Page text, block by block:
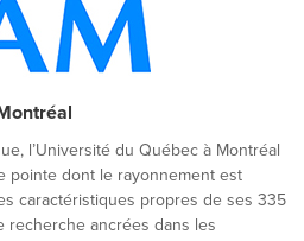
l’Université du Québec à Montréal
pointe dont le rayonnement est
caractéristiques propres de ses 335
recherche ancrées dans les